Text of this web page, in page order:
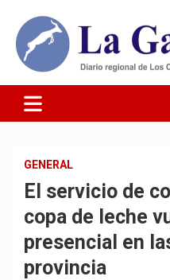
contenido
Diario La
GENERAL
El servicio de
copa de leche
presencial en
provincia